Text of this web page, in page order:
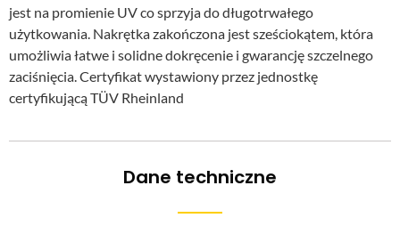
jest na promienie UV co sprzyja do długotrwałego
użytkowania. Nakrętka zakończona jest sześciokątem, która
umożliwia łatwe i solidne dokręcenie i gwarancję szczelnego
zaciśnięcia. Certyfikat wystawiony przez jednostkę
certyfikującą TÜV Rheinland
Dane techniczne